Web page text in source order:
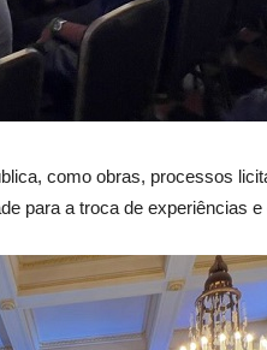
como obras, processos
para a troca de experiências